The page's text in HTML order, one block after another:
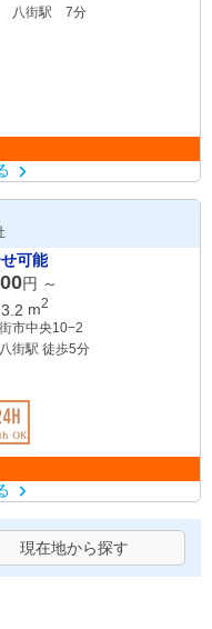
八街駅 7分
可能
円 ～
m2
市中央10−2
街駅 徒歩5分
現在地から探す